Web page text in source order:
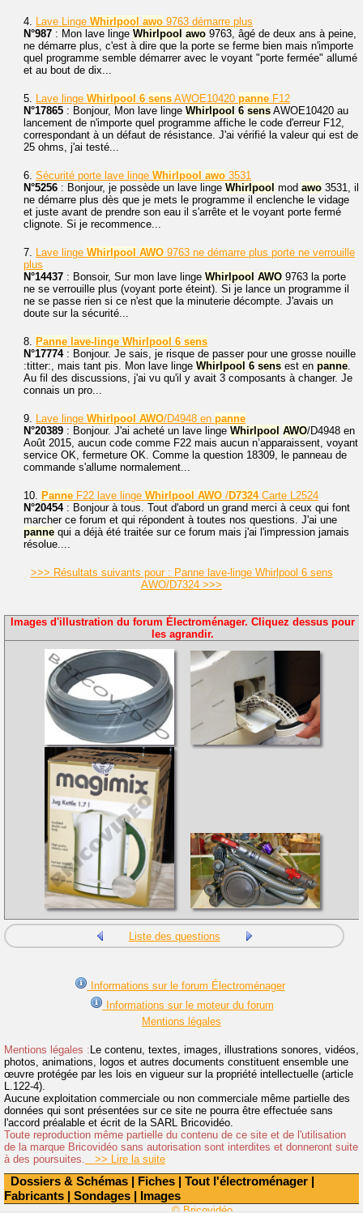
Dossiers & Schémas | Fiches | Tout l'électroménager |
Fabricants | Sondages | Images
4. Lave Linge Whirlpool awo 9763 démarre plus
N°987 : Mon lave linge Whirlpool awo 9763, âgé de deux ans à peine,
ne démarre plus, c'est à dire que la porte se ferme bien mais n'importe
quel programme semble démarrer avec le voyant "porte fermée" allumé
et au bout de dix...
5. Lave linge Whirlpool 6 sens AWOE10420 panne F12
N°17865 : Bonjour, Mon lave linge Whirlpool 6 sens AWOE10420 au
lancement de n'importe quel programme affiche le code d'erreur F12,
correspondant à un défaut de résistance. J'ai vérifié la valeur qui est de
25 ohms, j'ai testé...
6. Sécurité porte lave linge Whirlpool awo 3531
N°5256 : Bonjour, je possède un lave linge Whirlpool mod awo 3531, il
ne démarre plus dès que je mets le programme il enclenche le vidage
et juste avant de prendre son eau il s'arrête et le voyant porte fermé
clignote. Si je recommence...
7. Lave linge Whirlpool AWO 9763 ne démarre plus porte ne verrouille
plus
N°14437 : Bonsoir, Sur mon lave linge Whirlpool AWO 9763 la porte
ne se verrouille plus (voyant porte éteint). Si je lance un programme il
ne se passe rien si ce n'est que la minuterie décompte. J'avais un
doute sur la sécurité...
8. Panne lave-linge Whirlpool 6 sens
N°17774: Bonjour. Je sais, je risque de passer pour une grosse nouille
:titter:, mais tant pis. Mon lave linge Whirlpool 6 sens est en panne.
Au fil des discussions, j'ai vu qu'il y avait 3 composants à changer. Je
connais un pro...
9. Lave linge Whirlpool AWO/D4948 en panne
N°20389 : Bonjour. J'ai acheté un lave linge Whirlpool AWO/D4948 en
Août 2015, aucun code comme F22 mais aucun n’apparaissent, voyant
service OK, fermeture OK. Comme la question 18309, le panneau de
commande s'allume normalement...
10. Panne F22 lave linge Whirlpool AWO /D7324Carte L2524
N°20454: Bonjour à tous. Tout d'abord un grand merci à ceux qui font
marcher ce forum et qui répondent à toutes nos questions. J'ai une
panne qui a déjà été traitée sur ce forum mais j'ai l'impression jamais
résolue....
>>> Résultats suivants pour : Panne lave-linge Whirlpool 6 sens
AWO/D7324 >>>
Images d'illustration du forum Électroménager. Cliquez dessus pour
les agrandir.
Liste des questions
Informations sur le forum Électroménager
Informations sur le moteur du forum
Mentions légales
Mentions légales :Le contenu, textes, images, illustrations sonores, vidéos,
photos, animations, logos et autres documents constituent ensemble une
œuvre protégée par les lois en vigueur sur la propriété intellectuelle (article
L.122-4).
Aucune exploitation commerciale ou non commerciale même partielle des
données qui sont présentées sur ce site ne pourra être effectuée sans
l'accord préalable et écrit de la SARL Bricovidéo.
Toute reproduction même partielle du contenu de ce site et de l'utilisation
de la marque Bricovidéo sans autorisation sont interdites et donneront suite
à des poursuites.
>> Lire la suite
© Bricovidéo